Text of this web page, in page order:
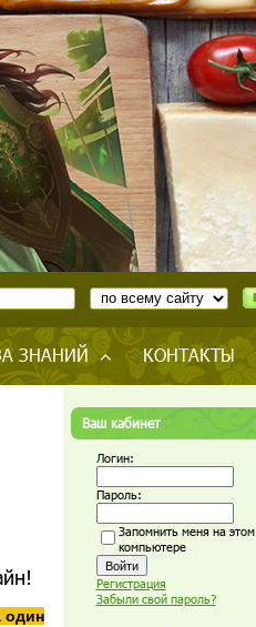
ЗНАНИЙ КОНТАКТЫ
один
Ваш кабинет
Логин:
Пароль:
Запомнить меня на этом
компьютере
Регистрация
Забыли свой пароль?